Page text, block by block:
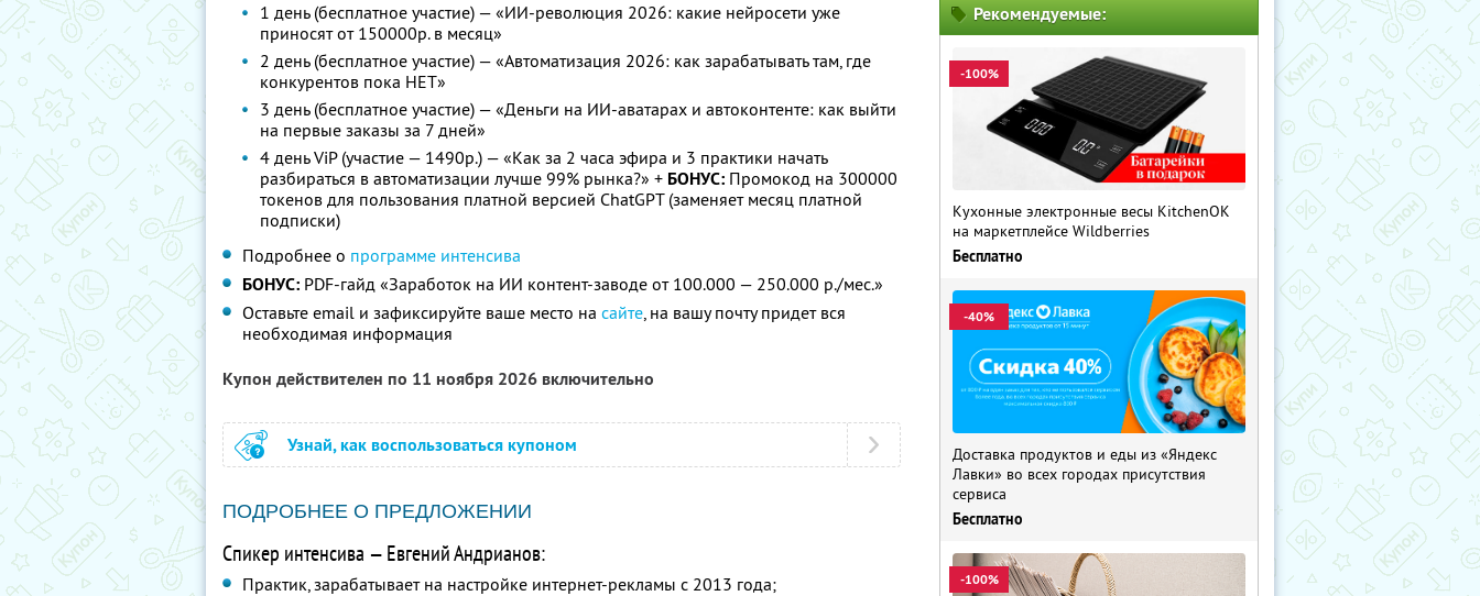
1 день (бесплатное участие) — «ИИ-революция 2026: какие нейросети уже
приносят от 150000р. в месяц»
2 день (бесплатное участие) — «Автоматизация 2026: как зарабатывать там, где
конкурентов пока НЕТ»
3 день (бесплатное участие) — «Деньги на ИИ-аватарах и автоконтенте: как выйти
на первые заказы за 7 дней»
4 день ViP (участие — 1490р.) — «Как за 2 часа эфира и 3 практики начать
разбираться в автоматизации лучше 99% рынка?» + БОНУС: Промокод на 300000
токенов для пользования платной версией ChatGPT (заменяет месяц платной
подписки)
Подробнее о программе интенсива
БОНУС: PDF-гайд «Заработок на ИИ контент-заводе от 100.000 — 250.000 р./мес.»
Оставьте email и зафиксируйте ваше место на сайте, на вашу почту придет вся
необходимая информация
Купон действителен по 11 ноября 2026 включительно
Узнай, как воспользоваться купоном
ПОДРОБНЕЕ О ПРЕДЛОЖЕНИИ
Спикер интенсива — Евгений Андрианов:
Практик, зарабатывает на настройке интернет-рекламы с 2013 года;
Рекомендуемые:
-100%
Кухонные электронные весы KitchenOK
на маркетплейсе Wildberries
Бесплатно
-40%
Доставка продуктов и еды из «Яндекс
Лавки» во всех городах присутствия
сервиса
Бесплатно
-100%